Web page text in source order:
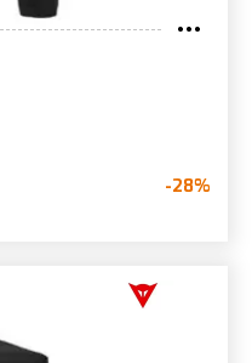
-28%